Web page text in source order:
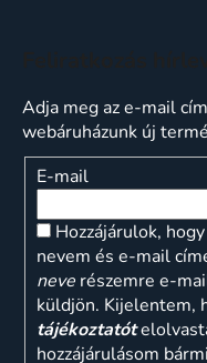
Adja meg az e-mail
webáruházunk új
E-mail
Hozzájárulok,
nevem és e-mail
neve részemre e-
küldjön. Kijelentem,
tájékoztatót
hozzájárulásom